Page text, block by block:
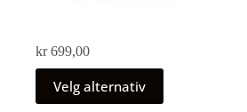
kr699,00
Velg alternativ